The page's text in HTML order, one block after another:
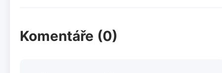
Komentáře (0)